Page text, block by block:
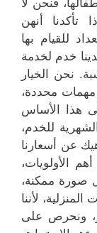
فنحن لا
تأكدنا أنهن
للقيام بها
خدم لخدمة
نحن الخيار
مهمات محددة،
هذا الأساس
للخدم،
عن أسعارنا
الأولويات،
صورة ممكنة،
لأننا
ونحرص على